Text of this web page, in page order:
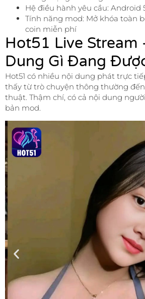
Hệ điều hành yêu cầu: Android
Tính năng mod: Mở khóa toàn
coin miễn phí
Hot51 Live Stream
Dung Gì Đang
Hot51 có nhiều nội dung phát trực
thấy từ trò chuyện thông thường
thuật. Thậm chí, có cả nội dung
bản mod.